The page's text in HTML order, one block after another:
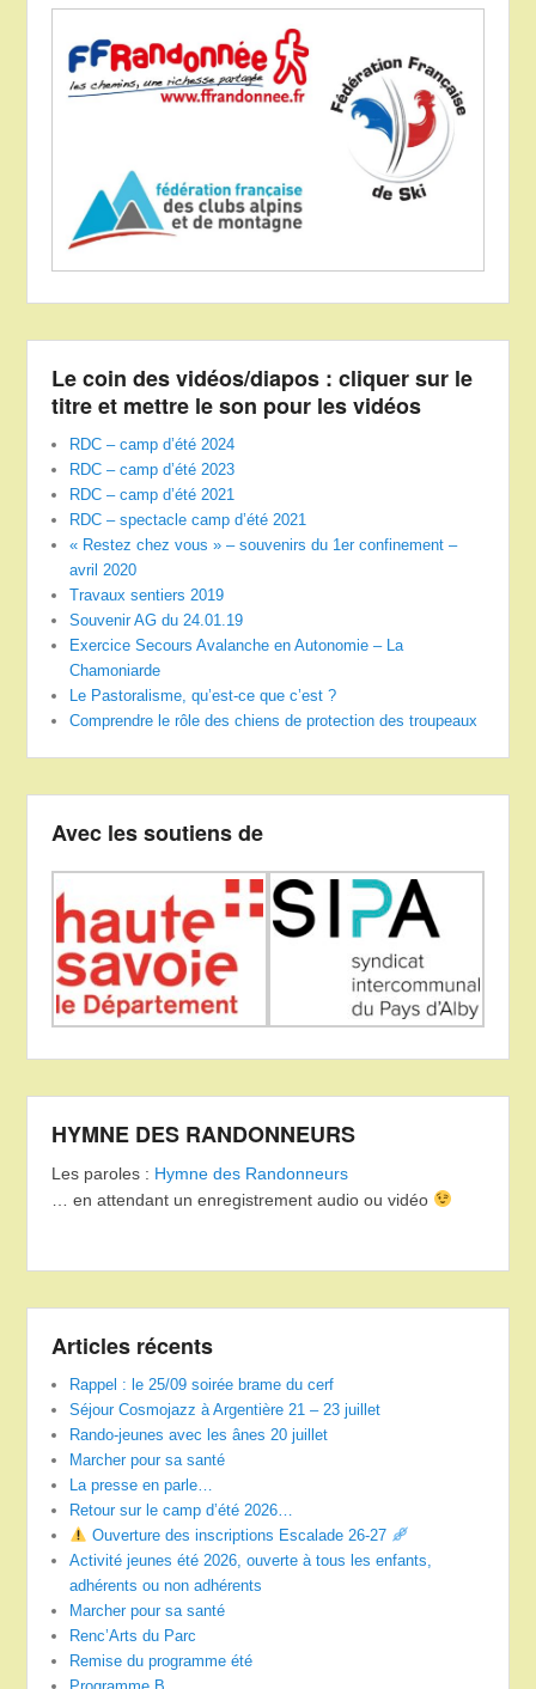
Le coin des vidéos/diapos : cliquer sur le
titre et mettre le son pour les vidéos
RDC – camp d’été 2024
RDC – camp d’été 2023
RDC – camp d’été 2021
RDC – spectacle camp d’été 2021
« Restez chez vous » – souvenirs du 1er confinement –
avril 2020
Travaux sentiers 2019
Souvenir AG du 24.01.19
Exercice Secours Avalanche en Autonomie – La
Chamoniarde
Le Pastoralisme, qu’est-ce que c’est ?
Comprendre le rôle des chiens de protection des troupeaux
Avec les soutiens de
HYMNE DES RANDONNEURS
Les paroles : Hymne des Randonneurs
… en attendant un enregistrement audio ou vidéo
Articles récents
Rappel : le 25/09 soirée brame du cerf
Séjour Cosmojazz à Argentière 21 – 23 juillet
Rando-jeunes avec les ânes 20 juillet
Marcher pour sa santé
La presse en parle…
Retour sur le camp d’été 2026…
Ouverture des inscriptions Escalade 26-27
Activité jeunes été 2026, ouverte à tous les enfants,
adhérents ou non adhérents
Marcher pour sa santé
Renc’Arts du Parc
Remise du programme été